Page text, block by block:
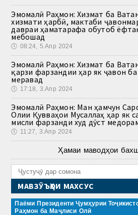
Эмомалӣ Раҳмон: Хизмат ба
хизмати ҳарбӣ, мактаби
давраи ҳаматарафа обутоб
мебошад
🕔 08:24, 5.Апр 2024
Эмомалӣ Раҳмон: Хизмат ба
қарзи фарзандии ҳар як ҷавон
меравад
🕔 17:18, 3.Апр 2024
Эмомалӣ Раҳмон: Ман ҳамчун
Олии Қувваҳои Мусаллаҳ ҳар як
мисли фарзанди худ дӯст
🕔 11:27, 3.Апр 2024
Ҳамаи маводҳои
МАВЗӮЪҲОИ МАХСУС
Паёми Президенти Ҷумҳурии
Раҳмон ба Маҷлиси Олӣ